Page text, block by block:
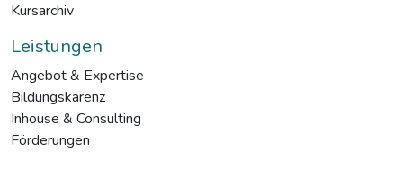
Kursarchiv
Leistungen
Angebot & Expertise
Bildungskarenz
Inhouse & Consulting
Förderungen